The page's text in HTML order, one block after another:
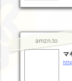
amzn.to
マ